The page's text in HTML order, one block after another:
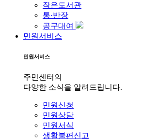
작은도서관
통·반장
공구대여
민원서비스
민원서비스
주민센터의
다양한 소식을 알려드립니다.
민원신청
민원상담
민원서식
생활불편신고